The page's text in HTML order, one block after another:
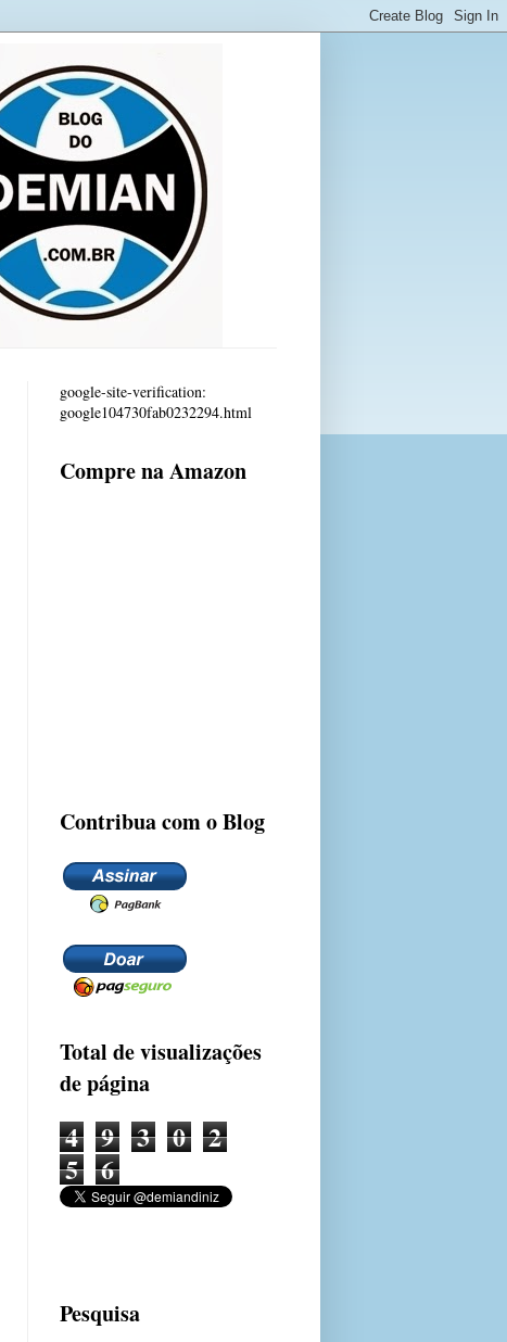
google-site-verification:
google104730fab0232294.html
Compre na Amazon
Contribua com o Blog
Total de visualizações
de página
4 9 3 0 2
5 6
Pesquisa